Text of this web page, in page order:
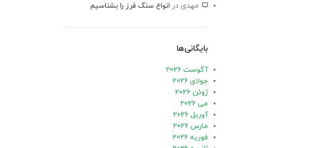
مهدی در انواع سنگ فرز را بشناسیم
بایگانی‌ها
آگوست 2026
جولای 2026
ژوئن 2026
می 2026
آوریل 2026
مارس 2026
فوریه 2026